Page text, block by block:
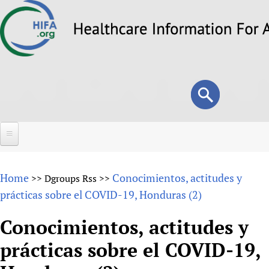
to
Search
form
Search
About
Why HIFA is needed
Vision and Strategy
HIFA (Healthcare Information For All)
How to use the HIFA forums
Projects
Home >> Dgroups Rss >> Conocimientos, actitudes y
prácticas sobre el COVID-19, Honduras (2)
Conocimientos, actitudes y
prácticas sobre el COVID-19,